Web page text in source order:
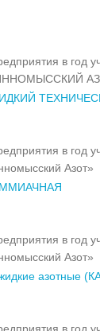
в год
в год
Азот»
в год
Азот»
азотные